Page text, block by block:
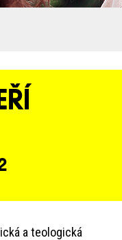
a teologická